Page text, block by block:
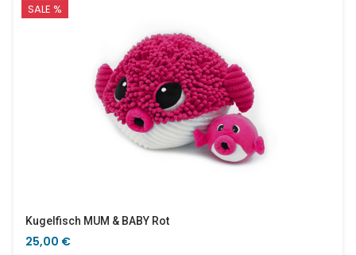
SALE %
Kugelfisch MUM & BABY Rot
25,00 €